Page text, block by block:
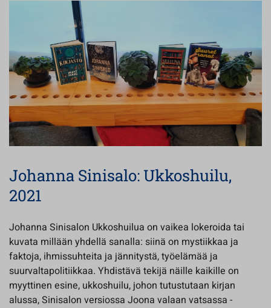
Johanna Sinisalo: Ukkoshuilu,
2021
Johanna Sinisalon Ukkoshuilua on vaikea lokeroida tai
kuvata millään yhdellä sanalla: siinä on mystiikkaa ja
faktoja, ihmissuhteita ja jännitystä, työelämää ja
suurvaltapolitiikkaa. Yhdistävä tekijä näille kaikille on
myyttinen esine, ukkoshuilu, johon tutustutaan kirjan
alussa, Sinisalon versiossa Joona valaan vatsassa -